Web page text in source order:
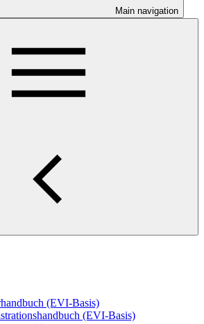
Main navigation
(EVI-Basis)
(EVI-Basis)